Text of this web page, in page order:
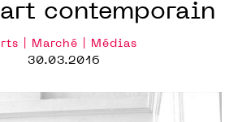
contemporain
| Marché | Médias
30.03.2016